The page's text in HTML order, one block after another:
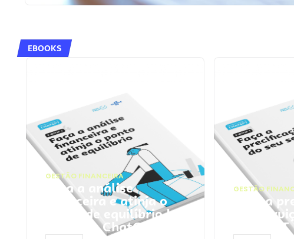
EBOOKS
GESTÃO FINANCEIRA
Faça a análise
financeira e atinja o
ponto de equilíbrio |
Prompts ChatGPT
GESTÃO
Faça a
seu
ChatGPT